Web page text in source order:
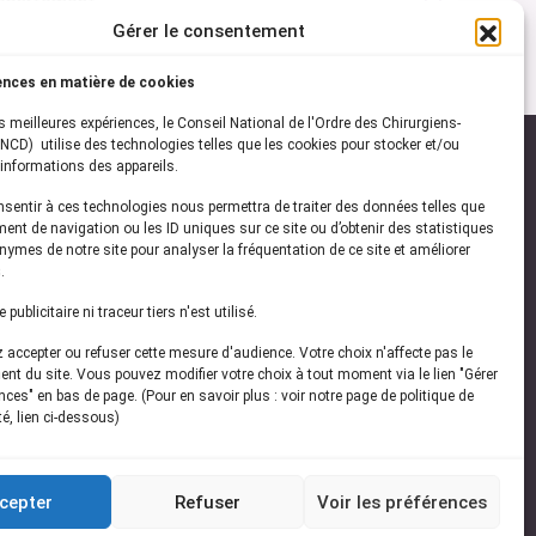
Gérer le consentement
en matière de cookies
meilleures expériences, le Conseil National de l'Ordre des Chirurgiens-
utilise des technologies telles que les cookies pour stocker et/ou
des appareils.
à ces technologies nous permettra de traiter des données telles que
de navigation ou les ID uniques sur ce site ou d’obtenir des statistiques
de notre site pour analyser la fréquentation de ce site et améliorer
publicitaire ni traceur tiers n'est utilisé.
accepter ou refuser cette mesure d'audience. Votre choix n'affecte pas le
du site. Vous pouvez modifier votre choix à tout moment via le lien "Gérer
en bas de page. (Pour en savoir plus : voir notre page de politique de
lien ci-dessous)
Refuser Voir les préférences
vous à notrenewsletter
les dernières actualités de l'ONCD